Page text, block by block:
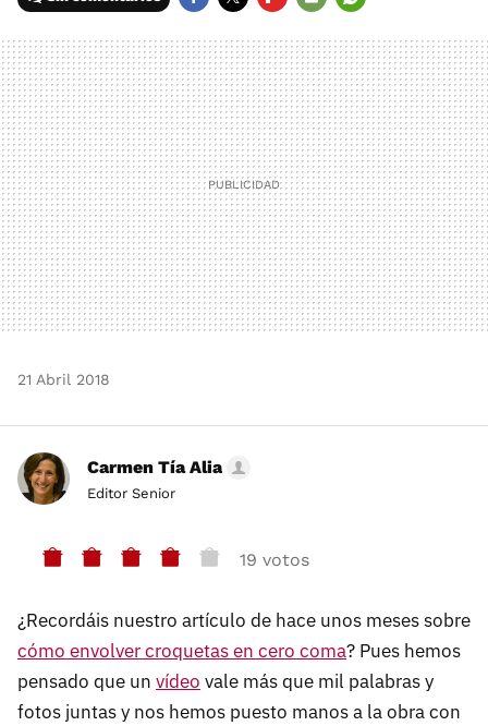
MAIL
21 Abril 2018
Carmen Tía Alia
Editor Senior
19 votos
¿Recordáis nuestro artículo de hace unos meses sobre
cómo envolver croquetas en cero coma? Pues hemos
pensado que un vídeo vale más que mil palabras y
fotos juntas y nos hemos puesto manos a la obra con